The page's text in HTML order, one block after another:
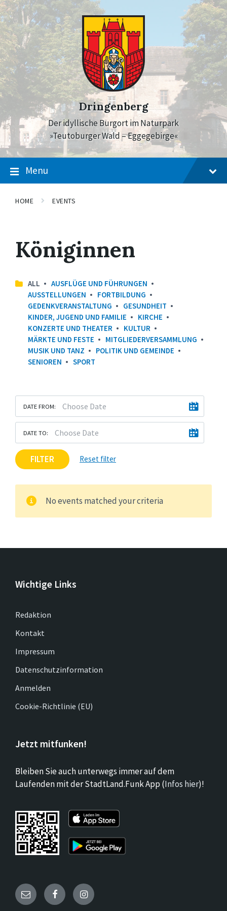
Skip
to
content
Skip
to
main
navigation
Skip
to
footer
Dringenberg
Der idyllische Burgort im Naturpark
»Teutoburger Wald – Eggegebirge«
Menu
HOME EVENTS
Königinnen
ALL
AUSFLÜGE UND FÜHRUNGEN
AUSSTELLUNGEN
FORTBILDUNG
GEDENKVERANSTALTUNG
GESUNDHEIT
KINDER, JUGEND UND FAMILIE
KIRCHE
KONZERTE UND THEATER
KULTUR
MÄRKTE UND FESTE
MITGLIEDERVERSAMMLUNG
MUSIK UND TANZ
POLITIK UND GEMEINDE
SENIOREN
SPORT
DATE FROM:
DATE TO:
FILTER Reset filter
No events matched your criteria
Wichtige Links
Redaktion
Kontakt
Impressum
Datenschutzinformation
Anmelden
Cookie-Richtlinie (EU)
Jetzt mitfunken!
Bleiben Sie auch unterwegs immer auf dem
Laufenden mit der StadtLand.Funk App (Infos hier)!
Email FacebookInstagram